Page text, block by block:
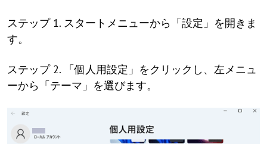
ステップ 1. スタートメニューから「設定」を開きま
す。
ステップ 2. 「個人用設定」をクリックし、左メニュ
ーから「テーマ」を選びます。